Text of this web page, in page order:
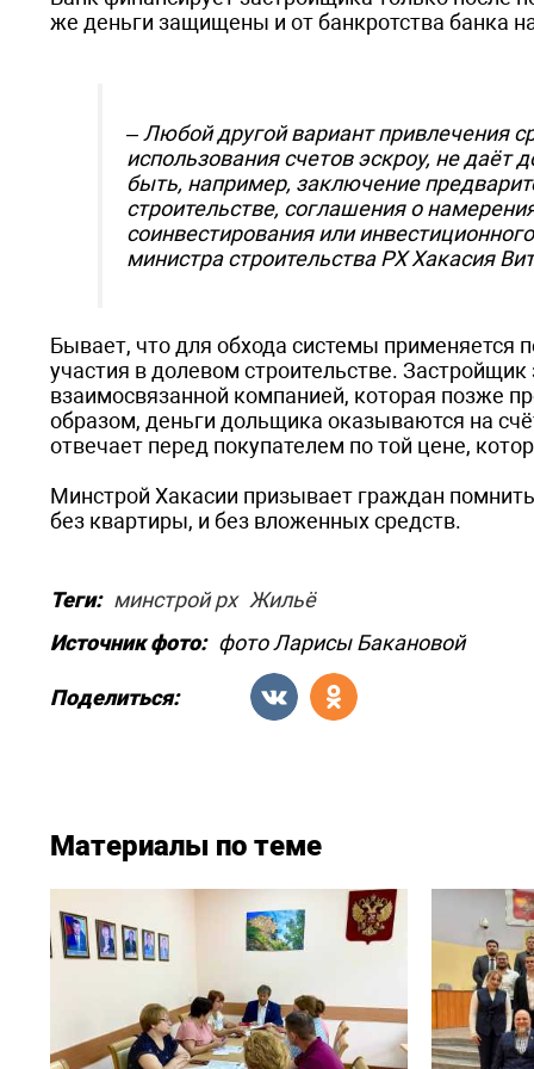
же деньги защищены и от банкротства банка
–Любой другой вариант привлечения
использования счетов эскроу, не даёт
быть, например, заключение
строительстве, соглашения о
соинвестирования или
министра строительства РХ Хакасия
Бывает, что для обхода системы применяется
участия в долевом строительстве.
взаимосвязанной компанией, которая позже
образом, деньги дольщика оказываются на
отвечает перед покупателем по той цене,
Минстрой Хакасии призывает граждан
без квартиры, и без вложенных средств.
Теги: минстрой рх Жильё
Источник фото: фото Ларисы Бакановой
Поделиться:
Материалы по теме